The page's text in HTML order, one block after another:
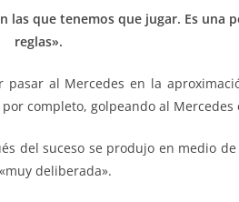
las que tenemos que jugar. Es una
reglas».
al Mercedes en la
completo, golpeando al
del suceso se produjo en medio
deliberada».